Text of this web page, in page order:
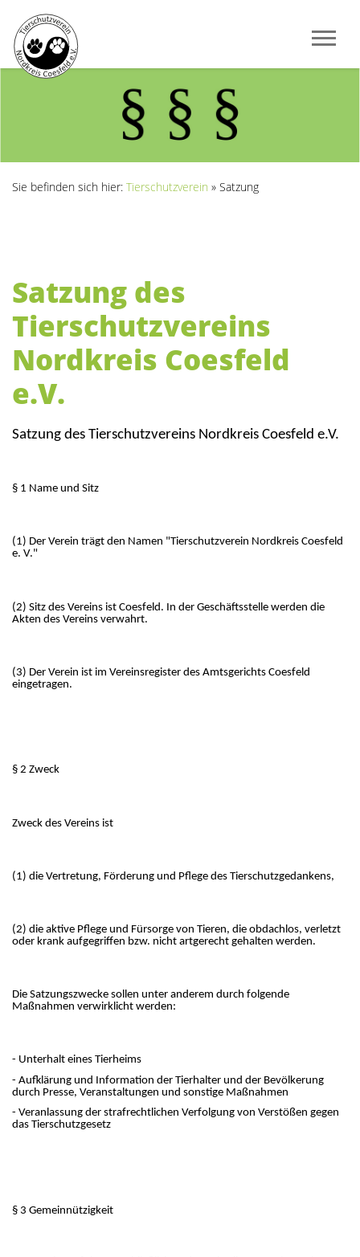
Sie befinden sich hier: Tierschutzverein » Satzung
Satzung des
Tierschutzvereins
Nordkreis Coesfeld
e.V.
Satzung des Tierschutzvereins Nordkreis Coesfeld e.V.
§ 1 Name und Sitz
(1) Der Verein trägt den Namen "Tierschutzverein Nordkreis Coesfeld
e. V."
(2) Sitz des Vereins ist Coesfeld. In der Geschäftsstelle werden die
Akten des Vereins verwahrt.
(3) Der Verein ist im Vereinsregister des Amtsgerichts Coesfeld
eingetragen.
§ 2 Zweck
Zweck des Vereins ist
(1) die Vertretung, Förderung und Pflege des Tierschutzgedankens,
(2) die aktive Pflege und Fürsorge von Tieren, die obdachlos, verletzt
oder krank aufgegriffen bzw. nicht artgerecht gehalten werden.
Die Satzungszwecke sollen unter anderem durch folgende
Maßnahmen verwirklicht werden:
- Unterhalt eines Tierheims
- Aufklärung und Information der Tierhalter und der Bevölkerung
durch Presse, Veranstaltungen und sonstige Maßnahmen
- Veranlassung der strafrechtlichen Verfolgung von Verstößen gegen
das Tierschutzgesetz
§ 3 Gemeinnützigkeit